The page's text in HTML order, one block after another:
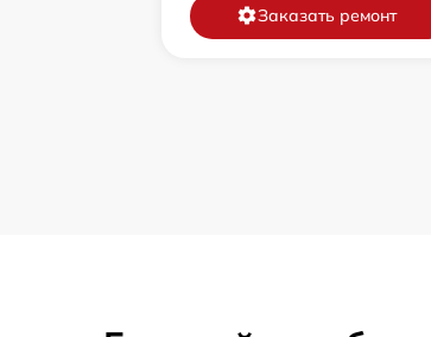
Заказать ремонт